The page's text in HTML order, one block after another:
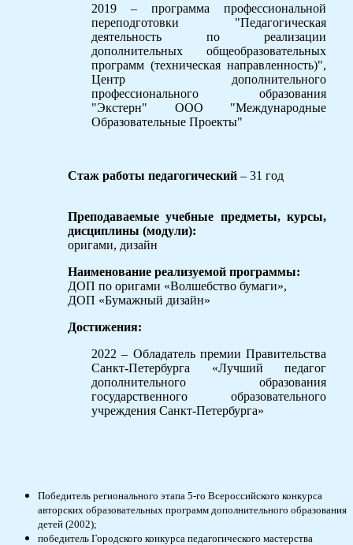
2019 – программа профессиональной
переподготовки "Педагогическая
деятельность по реализации
дополнительных общеобразовательных
программ (техническая направленность)",
Центр дополнительного
профессионального образования
"Экстерн" ООО "Международные
Образовательные Проекты"
Стаж работы педагогический – 31 год
Преподаваемые учебные предметы, курсы,
дисциплины (модули):
оригами, дизайн
Наименование реализуемой программы:
ДОП по оригами «Волшебство бумаги»,
ДОП «Бумажный дизайн»
Достижения:
2022 – Обладатель премии Правительства
Санкт-Петербурга «Лучший педагог
дополнительного образования
государственного образовательного
учреждения Санкт-Петербурга»
Победитель регионального этапа 5-го Всероссийского конкурса
авторских образовательных программ дополнительного образования
детей (2002);
победитель Городского конкурса педагогического мастерства